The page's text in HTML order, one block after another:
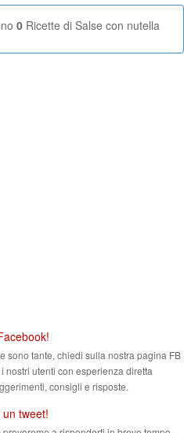
0 Ricette di Salse con nutella
sono tante, chiedi sulla nostra pagina FB
nostri utenti con esperienza diretta
consigli e risposte.
tweet!